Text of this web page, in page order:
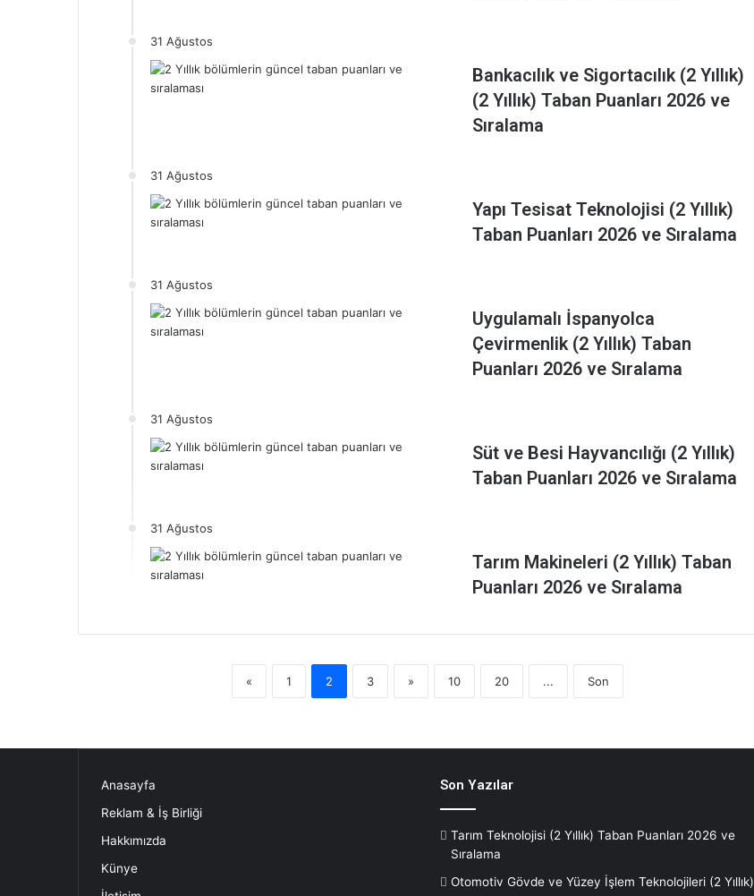
31 Ağustos
Bankacılık ve Sigortacılık (2 Yıllık)
(2 Yıllık) Taban Puanları 2026 ve
Sıralama
31 Ağustos
Yapı Tesisat Teknolojisi (2 Yıllık)
Taban Puanları 2026 ve Sıralama
31 Ağustos
Uygulamalı İspanyolca
Çevirmenlik (2 Yıllık) Taban
Puanları 2026 ve Sıralama
31 Ağustos
Süt ve Besi Hayvancılığı (2 Yıllık)
Taban Puanları 2026 ve Sıralama
31 Ağustos
Tarım Makineleri (2 Yıllık) Taban
Puanları 2026 ve Sıralama
« 1 2 3 » 10 20 ... Son
Anasayfa
Reklam & İş Birliği
Hakkımızda
Künye
Son Yazılar
Tarım Teknolojisi (2 Yıllık) Taban Puanları 2026 ve
Sıralama
Otomotiv Gövde ve Yüzey İşlem Teknolojileri (2 Yıllık)